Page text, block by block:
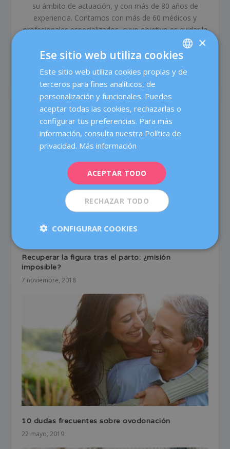
su ámbito de actuación, y con más de 80 años de
experiencia. Contamos con más de 60 médicos y
profesionales especializados, cuyo objetivo es cuidar la
salud de la mujer durante todas las etapas de su vida, y
ofrecer un tratamiento médico de alta calidad a través
ARTÍCULOS RELACIONADOS
Recuperar la figura tras el parto: ¿misión
imposible?
7 noviembre, 2018
10 dudas frecuentes sobre ovodonación
22 mayo, 2019
SPANISH
×
Ese sitio web utiliza cookies
Este sitio web utiliza cookies propias y de
terceros para fines analíticos, de
personalización y funcionales. Puedes
aceptar todas las cookies, rechazarlas o
configurar tus preferencias. Para más
información, consulta nuestra Política de
privacidad. Más información
ACEPTAR TODO
RECHAZAR TODO
CONFIGURAR COOKIES